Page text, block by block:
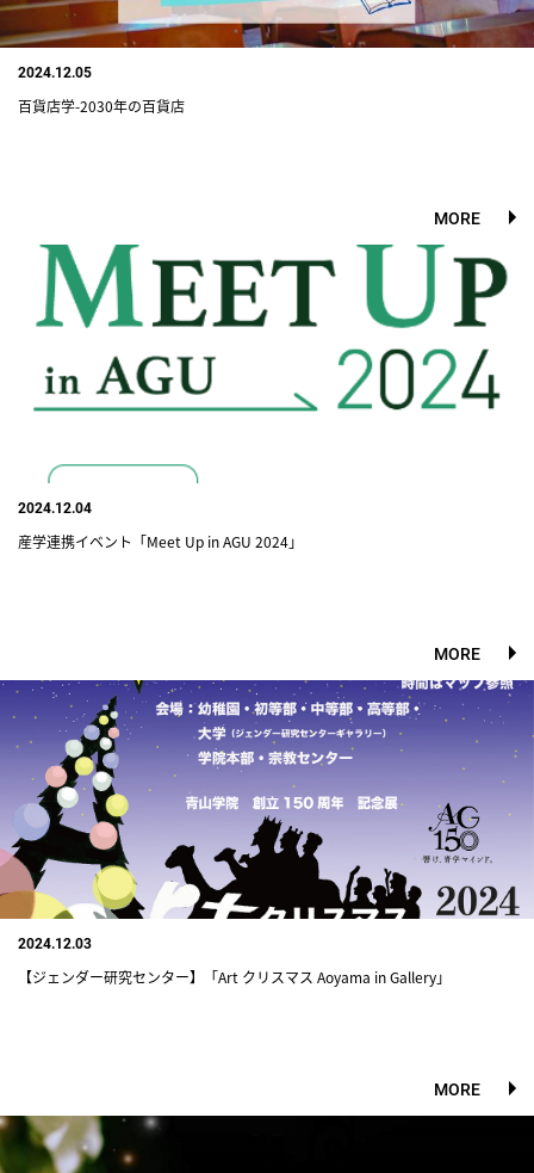
2024.12.05
百貨店学-2030年の百貨店
MORE
2024.12.04
産学連携イベント「Meet Up in AGU 2024」
MORE
2024.12.03
【ジェンダー研究センター】「Art クリスマス Aoyama in Gallery」
MORE